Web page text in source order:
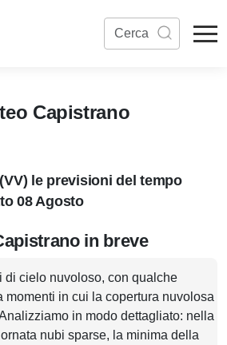
Capistrano
le previsioni del tempo
08 Agosto
in breve
di cielo nuvoloso, con qualche
momenti in cui la copertura nuvolosa
in modo dettagliato: nella
nubi sparse, la minima della